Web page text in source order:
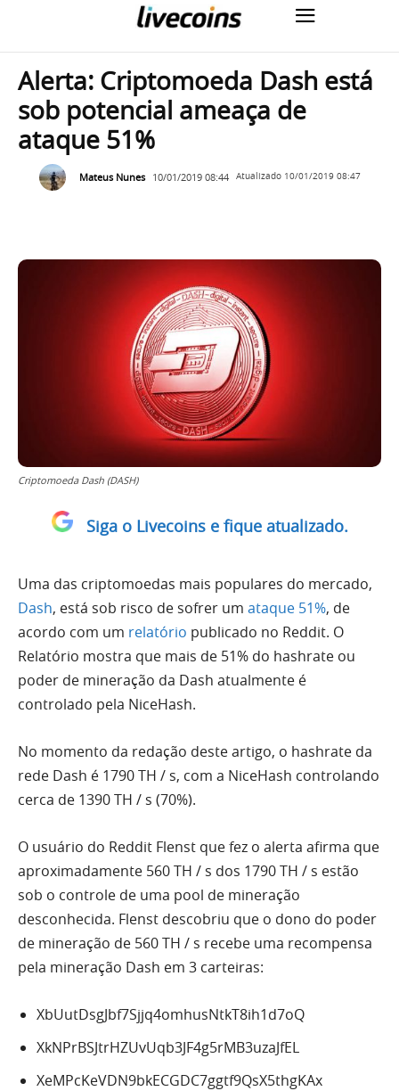
Alerta: Criptomoeda Dash está
sob potencial ameaça de
ataque 51%
Mateus Nunes 10/01/2019 08:44 Atualizado 10/01/2019 08:47
Criptomoeda Dash (DASH)
Siga o Livecoins e fique atualizado.
Uma das criptomoedas mais populares do mercado,
Dash, está sob risco de sofrer um ataque 51%, de
acordo com um relatório publicado no Reddit. O
Relatório mostra que mais de 51% do hashrate ou
poder de mineração da Dash atualmente é
controlado pela NiceHash.
No momento da redação deste artigo, o hashrate da
rede Dash é 1790 TH / s, com a NiceHash controlando
cerca de 1390 TH / s (70%).
O usuário do Reddit Flenst que fez o alerta afirma que
aproximadamente 560 TH / s dos 1790 TH / s estão
sob o controle de uma pool de mineração
desconhecida. Flenst descobriu que o dono do poder
de mineração de 560 TH / s recebe uma recompensa
pela mineração Dash em 3 carteiras:
XbUutDsgJbf7Sjjq4omhusNtkT8ih1d7oQ
XkNPrBSJtrHZUvUqb3JF4g5rMB3uzaJfEL
XeMPcKeVDN9bkECGDC7ggtf9QsX5thgKAx